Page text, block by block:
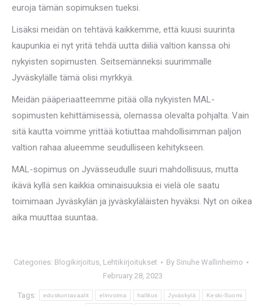
euroja tämän sopimuksen tueksi.
Lisäksi meidän on tehtävä kaikkemme, että kuusi suurinta
kaupunkia ei nyt yritä tehdä uutta diiliä valtion kanssa ohi
nykyisten sopimusten. Seitsemänneksi suurimmalle
Jyväskylälle tämä olisi myrkkyä.
Meidän pääperiaatteemme pitää olla nykyisten MAL-
sopimusten kehittämisessä, olemassa olevalta pohjalta. Vain
sitä kautta voimme yrittää kotiuttaa mahdollisimman paljon
valtion rahaa alueemme seudulliseen kehitykseen.
MAL-sopimus on Jyvässeudulle suuri mahdollisuus, mutta
ikävä kyllä sen kaikkia ominaisuuksia ei vielä ole saatu
toimimaan Jyväskylän ja jyväskyläläisten hyväksi. Nyt on oikea
aika muuttaa suuntaa.
Categories: Blogikirjoitus, Lehtikirjoitukset By Sinuhe Wallinheimo
February 28, 2023
Tags: eduskuntavaalit elinvoima hallitus Jyväskylä Keski-Suomi